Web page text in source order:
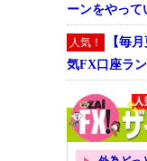
ーンをやって
人気！
【毎
気FX口座ラン